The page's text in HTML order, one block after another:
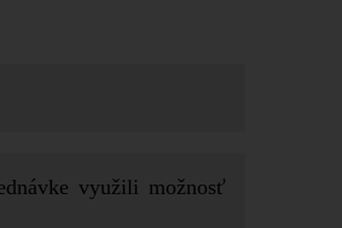
využili možnosť